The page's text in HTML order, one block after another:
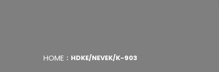
HOME HDKE/NEVEK/K-903